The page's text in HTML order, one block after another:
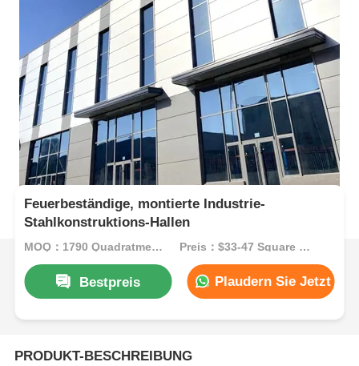
Feuerbeständige, montierte Industrie-
Stahlkonstruktions-Hallen
MOQ：1790 Quadratmeter Preis：$33-47 Square Meters
Bestpreis Plaudern Sie Jetzt
PRODUKT-BESCHREIBUNG